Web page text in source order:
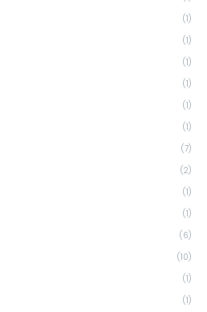
(1)
(1)
(1)
(1)
(1)
(1)
(7)
(2)
(1)
(1)
(6)
(10)
(1)
(1)